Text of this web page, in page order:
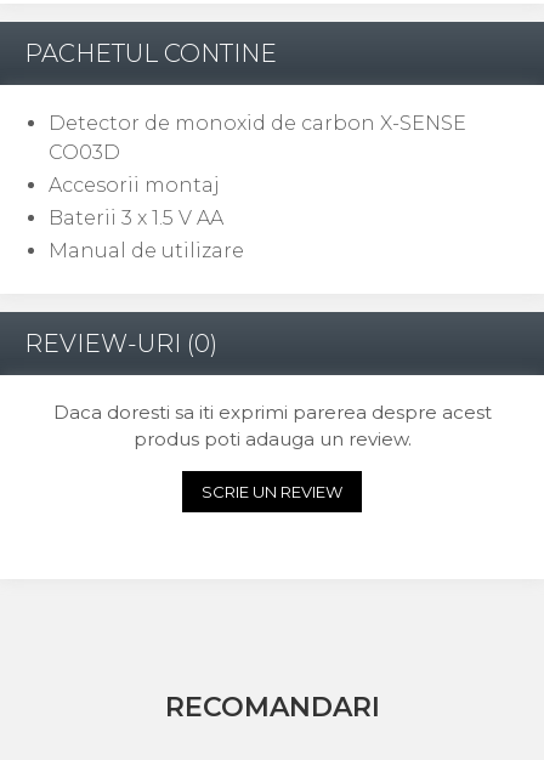
PACHETUL CONTINE
Detector de monoxid de carbon X-SENSE
CO03D
Accesorii montaj
Baterii 3 x 1.5 V AA
Manual de utilizare
REVIEW-URI (0)
Daca doresti sa iti exprimi parerea despre acest
produs poti adauga un review.
SCRIE UN REVIEW
RECOMANDARI